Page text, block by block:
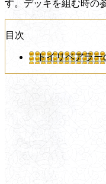
す。デッキを組む時の
目次
トイリペアラー